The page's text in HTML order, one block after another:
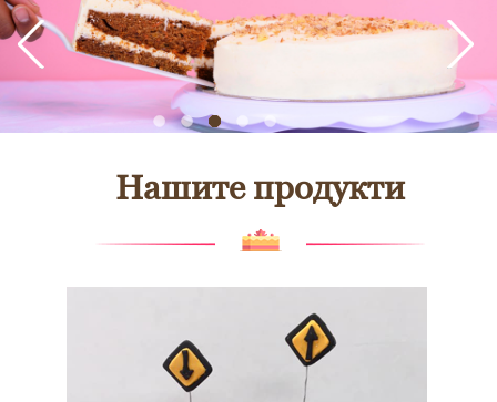
Нашите продукти